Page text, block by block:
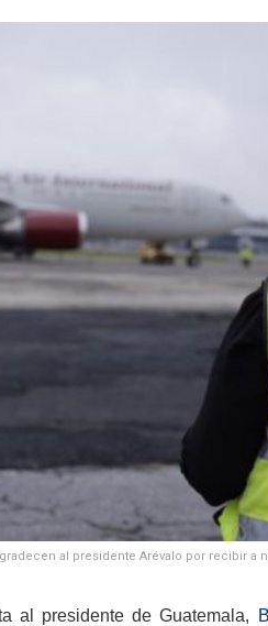
al presidente Arévalo por recibir a
al presidente de Guatemala,